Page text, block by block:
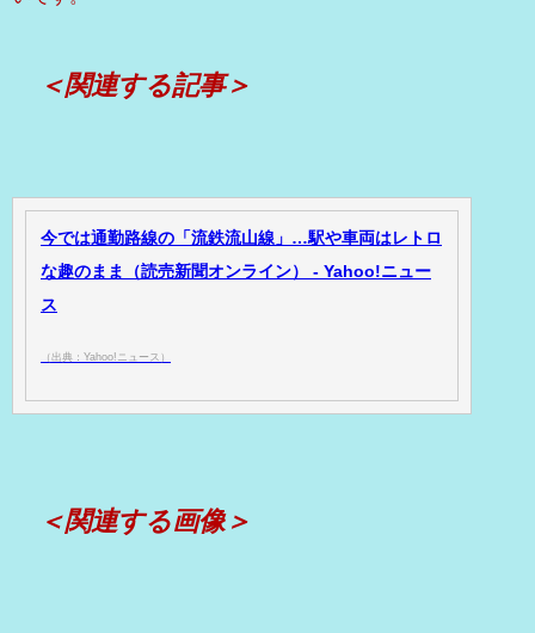
＜関連する記事＞
今では通勤路線の「流鉄流山線」…駅や車両はレトロ
な趣のまま（読売新聞オンライン） - Yahoo!ニュー
ス
（出典：Yahoo!ニュース）
＜関連する画像＞